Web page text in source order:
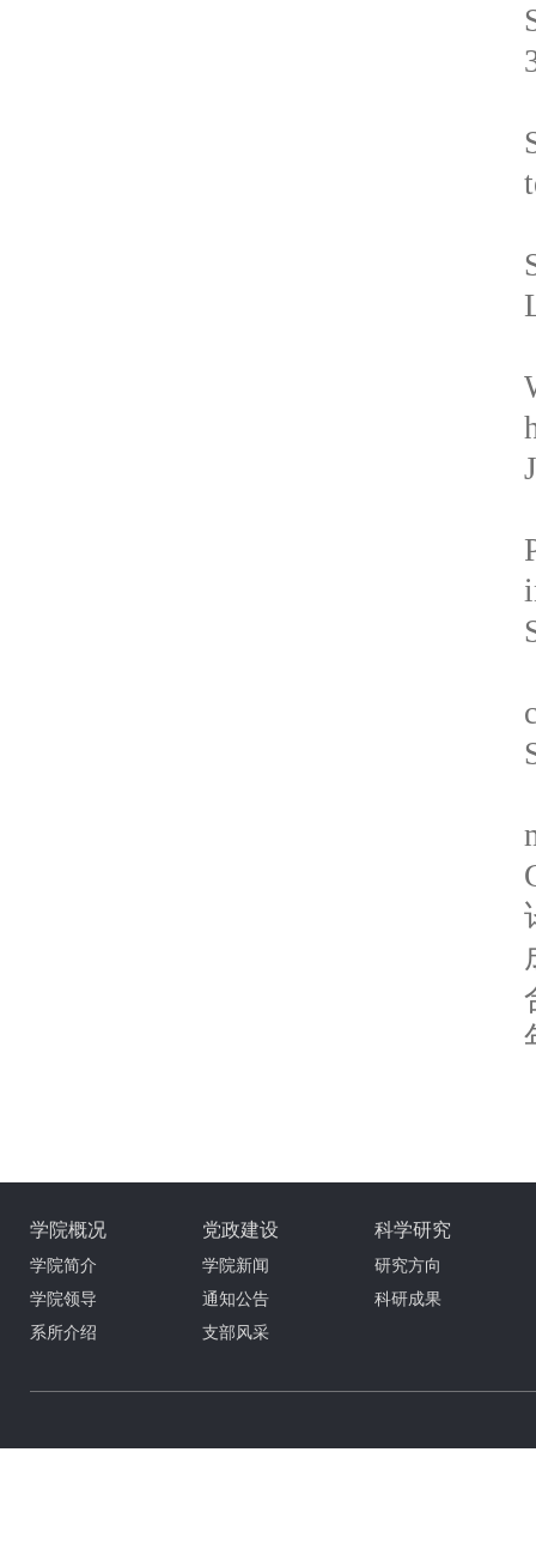
学院概况
学院简介
学院领导
系所介绍
党政建设
学院新闻
通知公告
支部风采
科学研究
研究方向
科研成果